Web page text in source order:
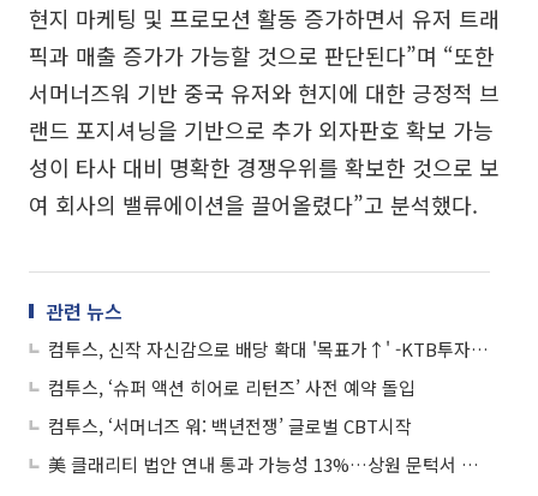
현지 마케팅 및 프로모션 활동 증가하면서 유저 트래
픽과 매출 증가가 가능할 것으로 판단된다”며 “또한
서머너즈워 기반 중국 유저와 현지에 대한 긍정적 브
랜드 포지셔닝을 기반으로 추가 외자판호 확보 가능
성이 타사 대비 명확한 경쟁우위를 확보한 것으로 보
여 회사의 밸류에이션을 끌어올렸다”고 분석했다.
관련 뉴스
컴투스, 신작 자신감으로 배당 확대 '목표가↑' -KTB투자증권
컴투스, ‘슈퍼 액션 히어로 리턴즈’ 사전 예약 돌입
컴투스, ‘서머너즈 워: 백년전쟁’ 글로벌 CBT시작
美 클래리티 법안 연내 통과 가능성 13%…상원 문턱서 제동